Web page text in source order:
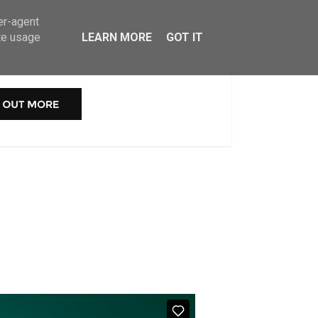
MOVIE
agent
usage
LEARN MORE GOT IT